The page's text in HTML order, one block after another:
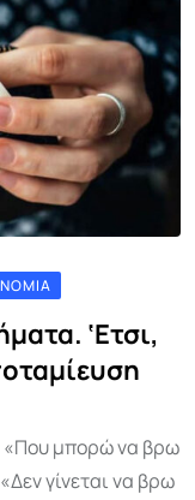
‘Ετσι,
«Που μπορώ να βρω
γίνεται να βρω